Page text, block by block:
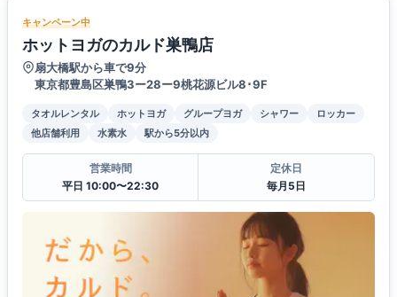
キャンペーン中
ホットヨガのカルド巣鴨店
扇大橋駅から車で9分
東京都豊島区巣鴨3ー28ー9桃花源ビル8･9F
タオルレンタル ホットヨガ グループヨガ シャワー
ロッカー
他店舗利用
水素水 駅から5分以内
営業時間
平日 10:00〜22:30
定休日
毎月5日